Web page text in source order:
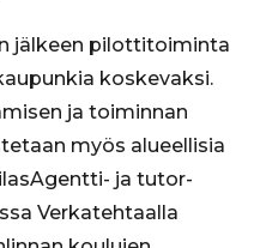
jälkeen pilottitoiminta
koskevaksi.
ja toiminnan
myös alueellisia
ja tutor-
Verkatehtaalla